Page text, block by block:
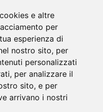
e altre
per
esperienza di
nostro sito, per
personalizzati
per analizzare il
sito, e per
arrivano i nostri
tutto
e condizioni
- per i fornitori